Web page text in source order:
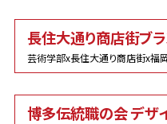
長住大通り商店街ブ
芸術学部x長住大通り商店街x福
博多伝統職の会 デザ